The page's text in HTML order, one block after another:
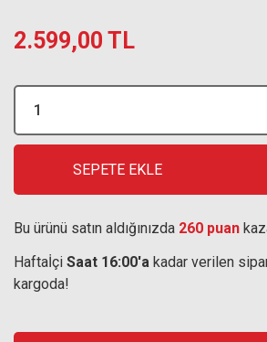
2.599,00 TL
SEPETE EKLE
Bu ürünü satın aldığınızda 260 puan
Haftaİçi Saat 16:00'a kadar verilen
kargoda!